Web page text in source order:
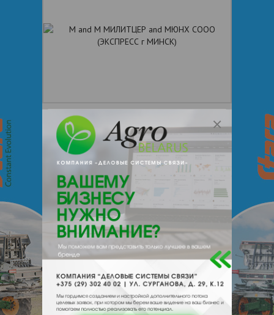
1 (1 человек проголосовал
+ 375Показать телефоны
www.mum.by
e-mail:info@mum.by
220004, Беларусь, Минская обл.,
Минск, пр-кт Победителей, 19-31
Отзывы Еще